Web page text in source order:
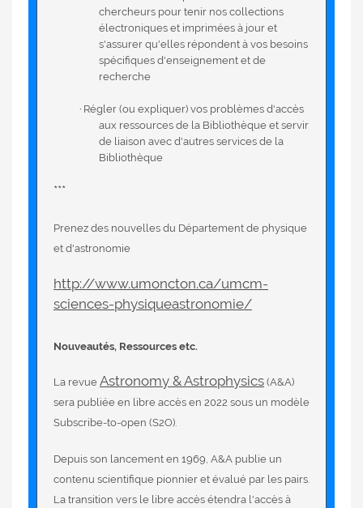
chercheurs pour tenir nos collections
électroniques et imprimées à jour et
s'assurer qu'elles répondent à vos besoins
spécifiques d'enseignement et de
recherche
· Régler (ou expliquer) vos problèmes d'accès
aux ressources de la Bibliothèque et servir
de liaison avec d'autres services de la
Bibliothèque
***
Prenez des nouvelles du Département de physique
et d'astronomie
http://www.umoncton.ca/umcm-
sciences-physiqueastronomie/
Nouveautés, Ressources etc.
La revue Astronomy & Astrophysics (A&A)
sera publiée en libre accès en 2022 sous un modèle
Subscribe-to-open (S2O).
Depuis son lancement en 1969, A&A publie un
contenu scientifique pionnier et évalué par les pairs.
La transition vers le libre accès étendra l'accès à